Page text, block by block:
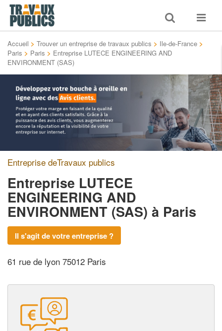
Toggle
search
Toggle
Accueil > Trouver un entreprise de travaux publics > Ile-de-France >
Paris > Paris > Entreprise LUTECE ENGINEERING AND
ENVIRONMENT (SAS)
Entreprise deTravaux publics
Entreprise LUTECE
ENGINEERING AND
ENVIRONMENT (SAS) à Paris
Il s'agit de votre entreprise ?
61 rue de lyon 75012 Paris